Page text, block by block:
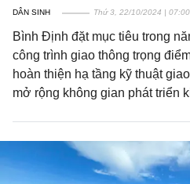
DÂN SINH Thứ 3, 22/10/2024 | 07:00
Bình Định đặt mục tiêu trong
công trình giao thông trọng
hoàn thiện hạ tầng kỹ thuật
mở rộng không gian phát triển